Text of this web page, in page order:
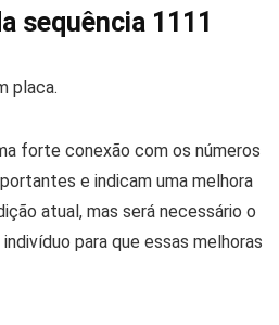
sequência 1111
forte conexão com os números
e indicam uma melhora
atual, mas será necessário o
para que essas melhoras